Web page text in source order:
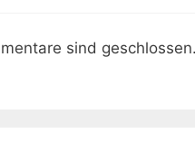
sind geschlossen.